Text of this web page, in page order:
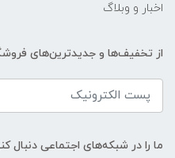
اخبار و وبلاگ
از تخفیف‌ها و جدیدترین‌های
ما را در شبکه‌های اجتماعی دنبال